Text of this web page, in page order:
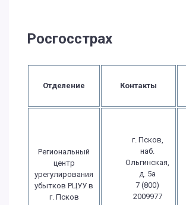
Росгосстрах
Отделение Контакты
Региональный
центр
урегулирования
убытков РЦУУ в
г. Псков
г. Псков,
наб.
Ольгинская,
д. 5а
7 (800)
2009977